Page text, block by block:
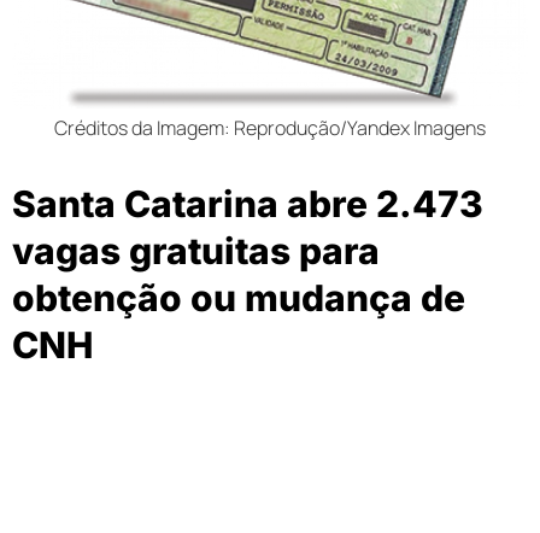
Créditos da Imagem: Reprodução/Yandex Imagens
Santa Catarina abre 2.473
vagas gratuitas para
obtenção ou mudança de
CNH